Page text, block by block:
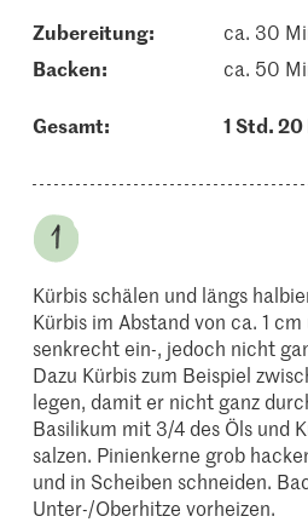
Zubereitung:
ca. 30
backen:
ca. 50
Gesamt: 1 Std. 20
Kürbis schälen und längs
Kürbis im Abstand von ca. 1
senkrecht ein-, jedoch nicht
Dazu Kürbis zum Beispiel
legen, damit er nicht ganz
Basilikum mit 3/4 des Öls und
salzen. Pinienkerne grob
und in Scheiben schneiden.
Unter-/Oberhitze vorheizen.